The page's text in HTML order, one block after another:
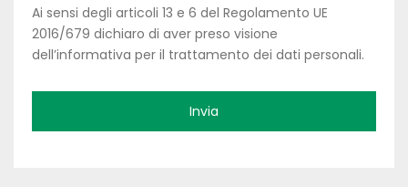
Ai sensi degli articoli 13 e 6 del Regolamento UE
2016/679 dichiaro di aver preso visione
dell’informativa per il trattamento dei dati personali.